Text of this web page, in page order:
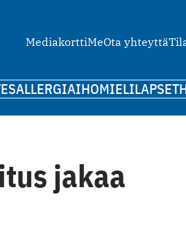
MediakorttiMeOta yhteyttä
ALLERGIAIHOMIELILAPSET
jakaa